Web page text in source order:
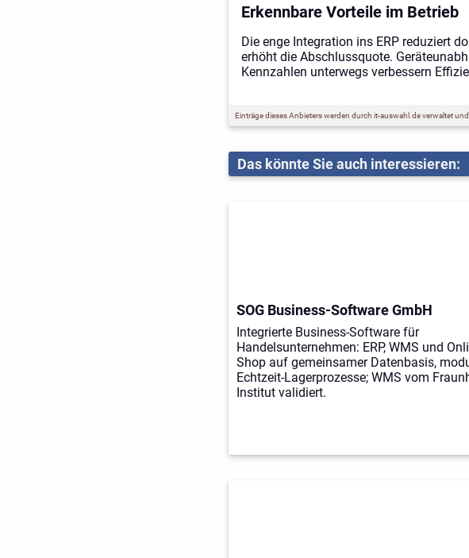
Erkennbare Vorteile im Betrieb
Die enge Integration ins ERP reduziert
erhöht die Abschlussquote.
Kennzahlen unterwegs verbessern
Einträge dieses Anbieters werden durch it-auswahl.de verwaltet
Das könnte Sie auch interessieren:
SOG Business-Software GmbH
Integrierte Business-Software für
Handelsunternehmen: ERP, WMS und
Shop auf gemeinsamer Datenbasis,
Echtzeit-Lagerprozesse; WMS vom
Institut validiert.